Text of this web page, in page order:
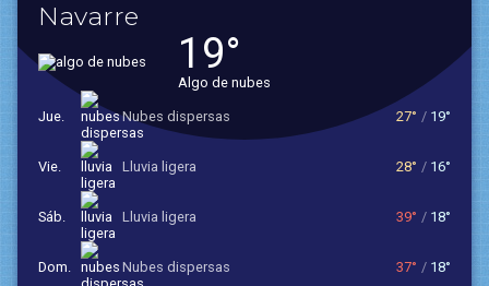
Navarre
19°
algo de nubes
jue. nubes dispersas 27° / 19°
vie. lluvia ligera 28° / 16°
sáb. lluvia ligera 39° / 18°
dom. nubes dispersas 37° / 18°